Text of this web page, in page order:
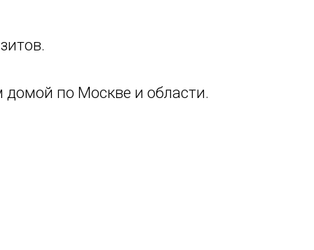
домой по Москве и области.